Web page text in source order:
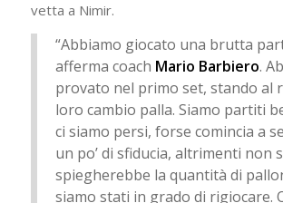
vetta a Nimir.
“Abbiamo giocato una brutta
afferma coach Mario Barbiero.
provato nel primo set, stando al
loro cambio palla. Siamo partiti
ci siamo persi, forse comincia a
un po’ di sfiducia, altrimenti non
spiegherebbe la quantità di
siamo stati in grado di rigiocare.